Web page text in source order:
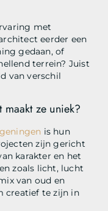
met
eerder een
gedaan, of
terrein? Juist
van verschil
ze uniek?
is hun
zijn gericht
karakter en het
zoals licht, lucht
van oud en
creatief te zijn in